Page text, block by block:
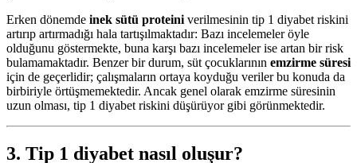
Erken dönemde inek sütü proteini verilmesinin tip 1 diyabet riskini
artırıp artırmadığı hala tartışılmaktadır: Bazı incelemeler öyle
olduğunu göstermekte, buna karşı bazı incelemeler ise artan bir risk
bulamamaktadır. Benzer bir durum, süt çocuklarının emzirme süresi
için de geçerlidir; çalışmaların ortaya koyduğu veriler bu konuda da
birbiriyle örtüşmemektedir. Ancak genel olarak emzirme süresinin
uzun olması, tip 1 diyabet riskini düşürüyor gibi görünmektedir.
3. Tip 1 diyabet nasıl oluşur?